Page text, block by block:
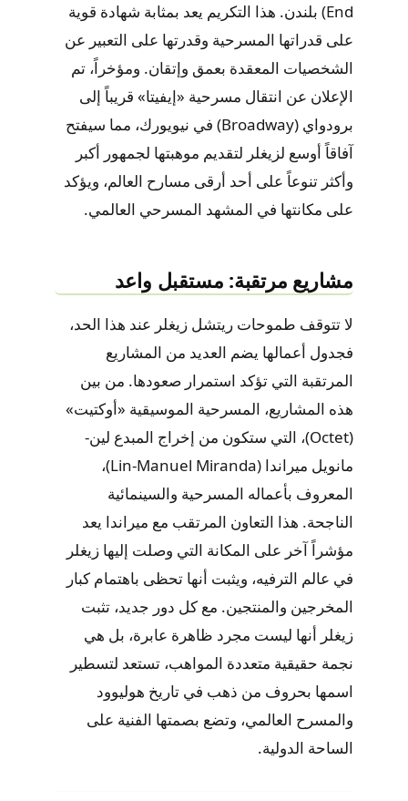
End) بلندن. هذا التكريم يعد بمثابة شهادة قوية
على قدراتها المسرحية وقدرتها على التعبير عن
الشخصيات المعقدة بعمق وإتقان. ومؤخراً، تم
الإعلان عن انتقال مسرحية «إيفيتا» قريباً إلى
برودواي (Broadway) في نيويورك، مما سيفتح
آفاقاً أوسع لزيغلر لتقديم موهبتها لجمهور أكبر
وأكثر تنوعاً على أحد أرقى مسارح العالم، ويؤكد
على مكانتها في المشهد المسرحي العالمي.
مشاريع مرتقبة: مستقبل واعد
لا تتوقف طموحات ريتشل زيغلر عند هذا الحد،
فجدول أعمالها يضم العديد من المشاريع
المرتقبة التي تؤكد استمرار صعودها. من بين
هذه المشاريع، المسرحية الموسيقية «أوكتيت»
(Octet)، التي ستكون من إخراج المبدع لين-
مانويل ميراندا (Lin-Manuel Miranda)،
المعروف بأعماله المسرحية والسينمائية
الناجحة. هذا التعاون المرتقب مع ميراندا يعد
مؤشراً آخر على المكانة التي وصلت إليها زيغلر
في عالم الترفيه، ويثبت أنها تحظى باهتمام كبار
المخرجين والمنتجين. مع كل دور جديد، تثبت
زيغلر أنها ليست مجرد ظاهرة عابرة، بل هي
نجمة حقيقية متعددة المواهب، تستعد لتسطير
اسمها بحروف من ذهب في تاريخ هوليوود
والمسرح العالمي، وتضع بصمتها الفنية على
الساحة الدولية.